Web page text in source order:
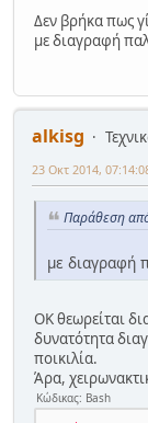
Δεν βρήκα πως
με διαγραφή
alkisg
23 Οκτ 2014,
Παράθεση
με διαγραφή
ΟΚ θεωρείται
δυνατότητα
ποικιλία.
Άρα,
Κώδικας: Bash